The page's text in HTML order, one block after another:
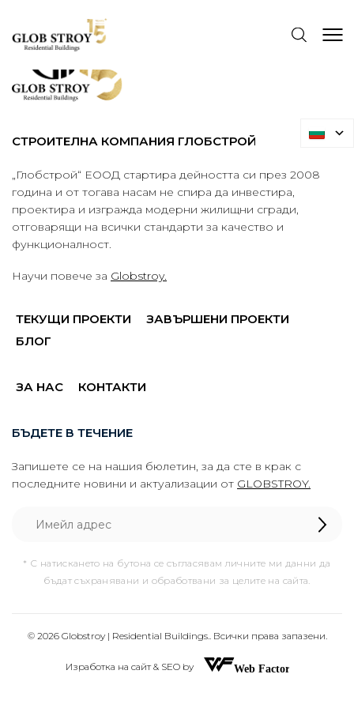
СТРОИТЕЛНА КОМПАНИЯ ГЛОБСТРОЙ
„Глобстрой“ ЕООД стартира дейността си през 2008
година и от тогава насам не спира да инвестира,
проектира и изгражда модерни жилищни сгради,
отговарящи на всички стандарти за качество и
функционалност.
Научи повече за Globstroy.
ТЕКУЩИ ПРОЕКТИ
ЗАВЪРШЕНИ ПРОЕКТИ
БЛОГ
ЗА НАС КОНТАКТИ
БЪДЕТЕ В ТЕЧЕНИЕ
Запишете се на нашия бюлетин, за да сте в крак с
последните новини и актуализации от GLOBSTROY.
* С натискането на бутона се съгласявам личните ми данни да
бъдат съхранявани и обработвани за целите на сайта.
© 2026 Globstroy | Residential Buildings.. Всички права запазени.
Изработка на сайт & SEO by